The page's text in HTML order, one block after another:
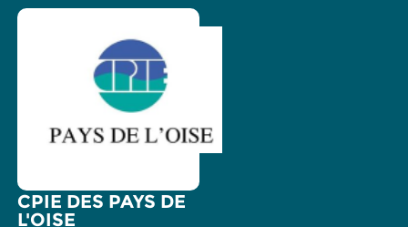
CPIE DES PAYS DE
L'OISE